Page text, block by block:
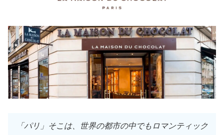
「パリ」そこは、世界の都市の中でもロマンティック